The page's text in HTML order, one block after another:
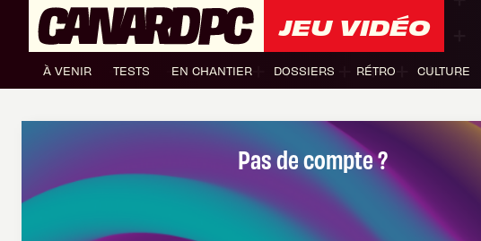
JEU VIDÉO
À VENIR TESTS EN CHANTIER DOSSIERS RÉTRO CULTURE
Pas de compte ?